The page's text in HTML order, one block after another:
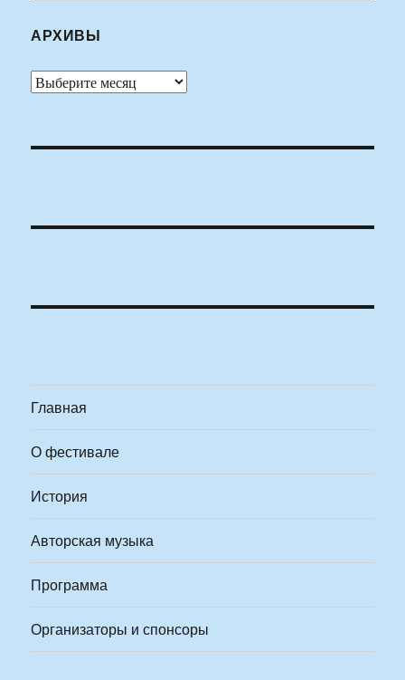
АРХИВЫ
Архивы
Главная
О фестивале
История
Авторская музыка
Программа
Организаторы и спонсоры